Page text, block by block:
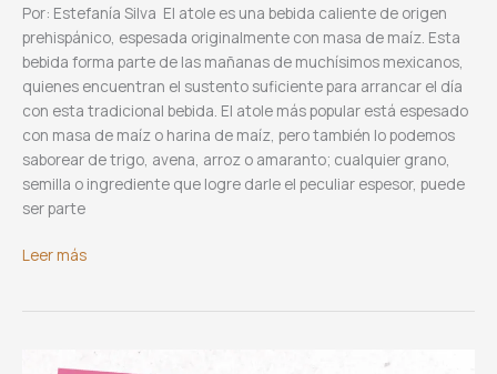
Por: Estefanía Silva El atole es una bebida caliente de origen
prehispánico, espesada originalmente con masa de maíz. Esta
bebida forma parte de las mañanas de muchísimos mexicanos,
quienes encuentran el sustento suficiente para arrancar el día
con esta tradicional bebida. El atole más popular está espesado
con masa de maíz o harina de maíz, pero también lo podemos
saborear de trigo, avena, arroz o amaranto; cualquier grano,
semilla o ingrediente que logre darle el peculiar espesor, puede
ser parte
Atole
Leer más